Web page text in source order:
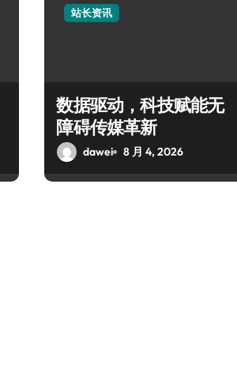
站长资讯
数据驱动，科技赋能无
障碍传媒革新
dawei 8 月 4, 2026